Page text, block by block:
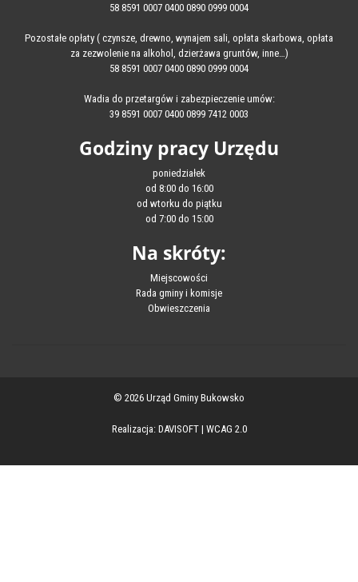
58 8591 0007 0400 0890 0999 0004
Pozostałe opłaty ( czynsze, drewno, wynajem sali, opłata skarbowa, opłata
za zezwolenie na alkohol, dzierżawa gruntów, inne…)
58 8591 0007 0400 0890 0999 0004
Wadia do przetargów i zabezpieczenie umów:
39 8591 0007 0400 0899 7412 0003
Godziny pracy Urzędu
poniedziałek
od 8:00 do 16:00
od wtorku do piątku
od 7:00 do 15:00
Na skróty:
Miejscowości
Rada gminy i komisje
Obwieszczenia
© 2026 Urząd Gminy Bukowsko
Realizacja: DAVISOFT| WCAG 2.0